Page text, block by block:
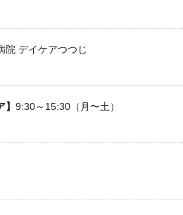
院 デイケアつつじ
】 9:30～15:30（月〜土）